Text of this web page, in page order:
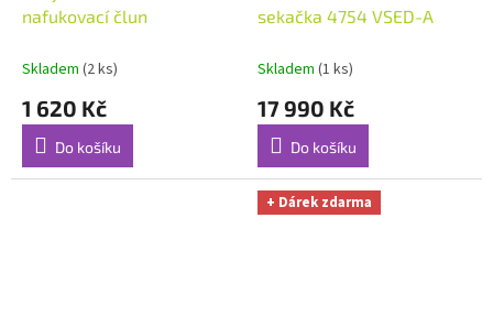
nafukovací člun
Skladem (2 ks)
1 620 Kč
Do košíku
sekačka 4754 VSED-A
Skladem (1 ks)
17 990 Kč
Do košíku
+ Dárek zdarma